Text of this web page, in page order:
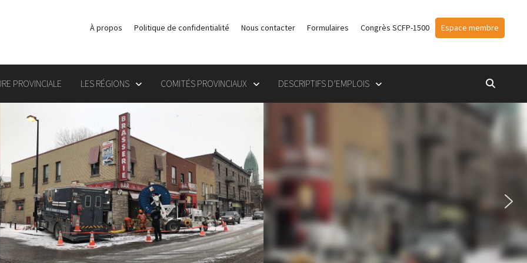
À propos Politique de confidentialité Nous contacter Formulaires Congrès SCFP-1500 Espace membre
PROVINCIALE LES RÉGIONS COMITÉS PROVINCIAUX DESCRIPTIFS D’EMPLOIS